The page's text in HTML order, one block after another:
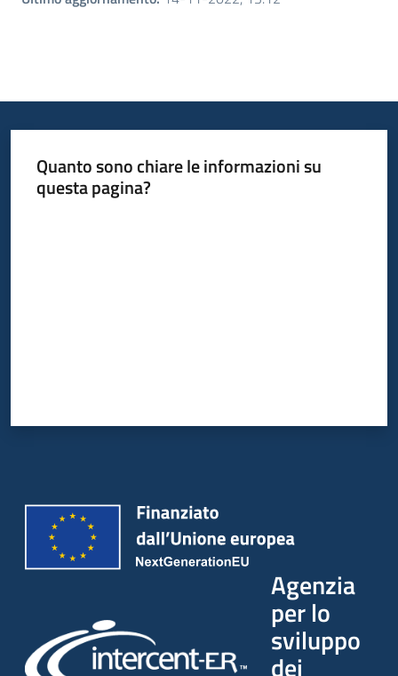
Quanto sono chiare le informazioni su
questa pagina?
Agenzia
per lo
sviluppo
dei